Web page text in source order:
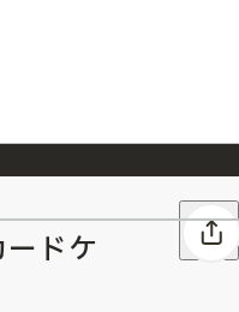
ード付き同梱版』発売延期のご案内
ドケ